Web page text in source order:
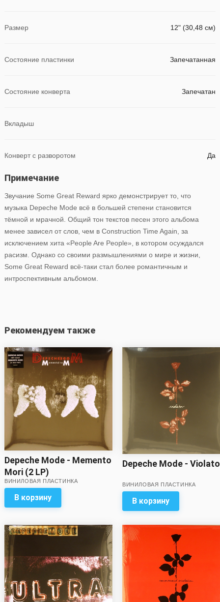
Размер 12" (30,48 см)
Состояние пластинки Запечатанная
Состояние конверта Запечатан
Вкладыш
Конверт с разворотом Да
Примечание
Звучание Some Great Reward ярко демонстрирует то, что
музыка Depeche Mode всё в большей степени становится
тёмной и мрачной. Общий тон текстов песен этого альбома
менее зависел от слов, чем в Construction Time Again, за
исключением хита «People Are People», в котором осуждался
расизм. Однако со своими размышлениями о мире и жизни,
Some Great Reward всё-таки стал более романтичным и
интроспективным альбомом.
Рекомендуем также
Depeche Mode - Memento
Mori (2 LP)
ВИНИЛОВАЯ ПЛАСТИНКА
В корзину
Depeche Mode -
ВИНИЛОВАЯ ПЛАСТИНКА
В корзину